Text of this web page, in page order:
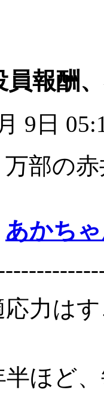
員報酬
9日
部の赤
あかち
応力は
半ほど